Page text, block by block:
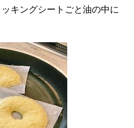
キングシートごと油の中に